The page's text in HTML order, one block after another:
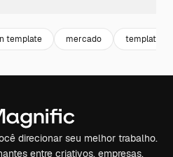
template mercado template
direcionar seu melhor trabalho.
entre criativos, empresas,